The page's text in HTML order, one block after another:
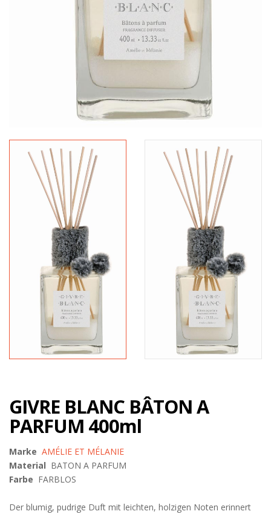
GIVRE BLANC BÂTON A
PARFUM 400ml
Marke AMÉLIE ET MÉLANIE
Material BATON A PARFUM
Farbe FARBLOS
Der blumig, pudrige Duft mit leichten, holzigen Noten erinnert